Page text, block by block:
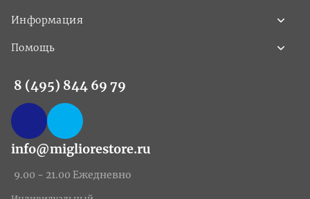
Информация
Помощь
8 (495) 844 69 79
info@migliorestore.ru
9.00 - 21.00 Ежедневно